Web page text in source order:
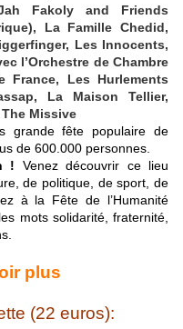
Fakoly and Friends
La Famille Chedid,
Les Innocents,
l’Orchestre de Chambre
France, Les Hurlements
La Maison Tellier,
Missive
grande fête populaire de
de 600.000 personnes.
! Venez découvrir ce lieu
de politique, de sport, de
à la Fête de l’Humanité
mots solidarité, fraternité,
plus
(22 euros):